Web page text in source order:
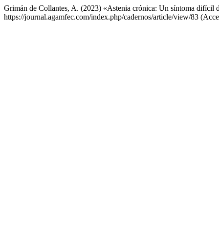
Grimán de Collantes, A. (2023) «Astenia crónica: Un síntoma difícil
https://journal.agamfec.com/index.php/cadernos/article/view/83